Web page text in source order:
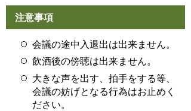
注意事項
会議の途中入退出は出来ません。
飲酒後の傍聴は出来ません。
大きな声を出す、拍手をする等、
会議の妨げとなる行為はお止めく
ださい。